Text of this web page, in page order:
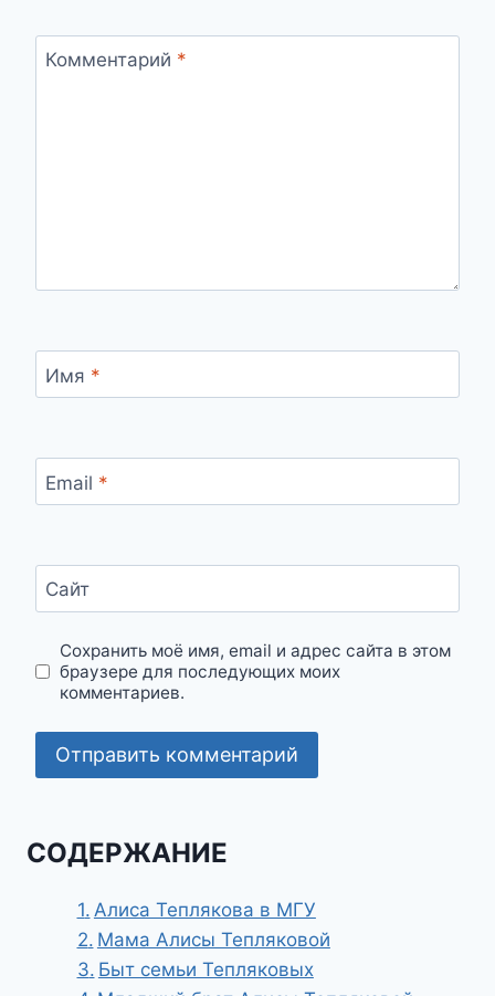
Комментарий *
Имя *
Email *
Сайт
Сохранить моё имя, email и адрес сайта в этом
браузере для последующих моих
комментариев.
СОДЕРЖАНИЕ
Алиса Теплякова в МГУ
Мама Алисы Тепляковой
Быт семьи Тепляковых